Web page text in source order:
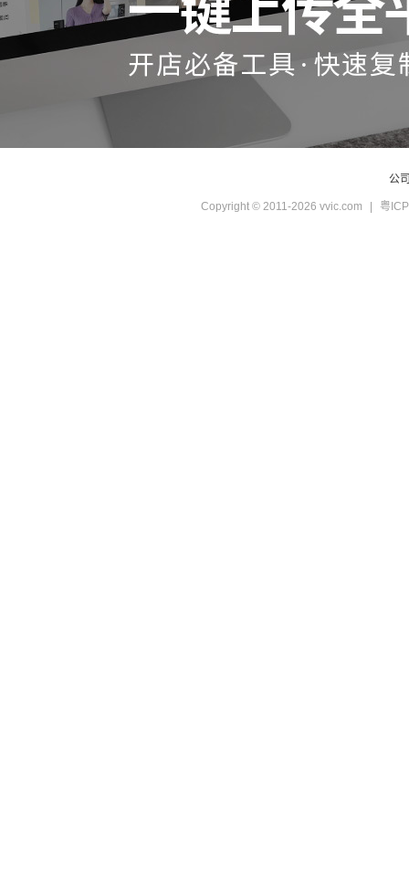
公
Copyright © 2011-2026 vvic.com 粤